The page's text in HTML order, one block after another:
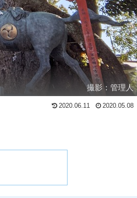
撮影：管理人
2020.06.11 2020.05.08